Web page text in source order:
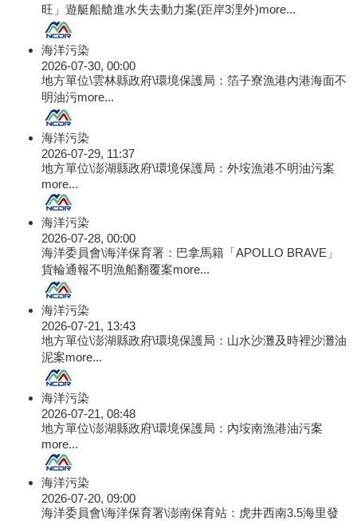
旺」遊艇船艙進水失去動力案(距岸3浬外)more...
海洋污染
2026-07-30, 00:00
地方單位\雲林縣政府\環境保護局：箔子寮漁港內港海面不
明油污more...
海洋污染
2026-07-29, 11:37
地方單位\澎湖縣政府\環境保護局：外垵漁港不明油污案
more...
海洋污染
2026-07-28, 00:00
海洋委員會\海洋保育署：巴拿馬籍「APOLLO BRAVE」
貨輪通報不明漁船翻覆案more...
海洋污染
2026-07-21, 13:43
地方單位\澎湖縣政府\環境保護局：山水沙灘及時裡沙灘油
泥案more...
海洋污染
2026-07-21, 08:48
地方單位\澎湖縣政府\環境保護局：內垵南漁港油污案
more...
海洋污染
2026-07-20, 09:00
海洋委員會\海洋保育署\澎南保育站：虎井西南3.5海里發